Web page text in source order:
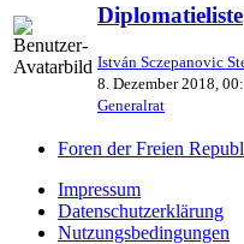
Diplomatieliste
István Sczepanovic
8. Dezember 2018,
Generalrat
Foren der Freien
Impressum
Datenschutzerklärung
Nutzungsbedingungen